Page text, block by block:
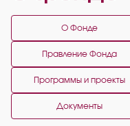
О Фонде
Правление Фонда
Программы и проекты
Документы